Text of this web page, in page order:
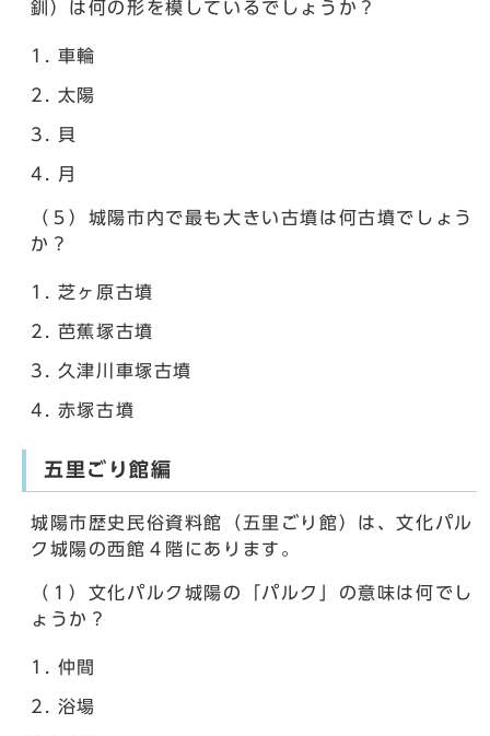
釧）は何の形を模しているでしょうか？
車輪
太陽
貝
月
（５）城陽市内で最も大きい古墳は何古墳でしょう
か？
芝ヶ原古墳
芭蕉塚古墳
久津川車塚古墳
赤塚古墳
五里ごり館編
城陽市歴史民俗資料館（五里ごり館）は、文化パル
ク城陽の西館４階にあります。
（１）文化パルク城陽の「パルク」の意味は何でし
ょうか？
仲間
浴場